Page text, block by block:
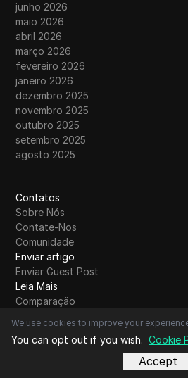
junho 2026
maio 2026
abril 2026
março 2026
fevereiro 2026
janeiro 2026
dezembro 2025
novembro 2025
outubro 2025
setembro 2025
agosto 2025
Contatos
Sobre Nós
Contate-Nos
Comunidade
Enviar artigo
Enviar Guest Post
Leia Mais
Comparação
Contornar restrições
Glossário
We use cookies to improve your
You can opt out if you wish. Cookie
Accept